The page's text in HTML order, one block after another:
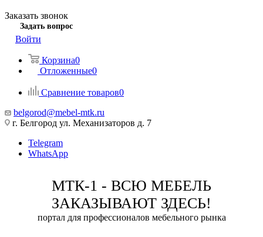
Заказать звонок
Задать вопрос
Войти
Корзина0
Отложенные0
Сравнение товаров0
belgorod@mebel-mtk.ru
г. Белгород ул. Механизаторов д. 7
Telegram
WhatsApp
МТК-1 - ВСЮ МЕБЕЛЬ
ЗАКАЗЫВАЮТ ЗДЕСЬ!
портал для профессионалов мебельного рынка